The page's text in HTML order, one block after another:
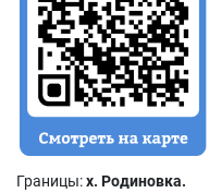
Границы:х. Родиновка.